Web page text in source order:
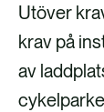
Utöver
krav på
av